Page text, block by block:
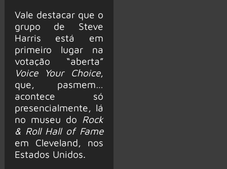
Vale destacar que o
grupo de Steve
Harris está em
primeiro lugar na
votação “aberta”
Voice Your Choice,
que, pasmem…
acontece só
presencialmente, lá
no museu do Rock
& Roll Hall of Fame
em Cleveland, nos
Estados Unidos.